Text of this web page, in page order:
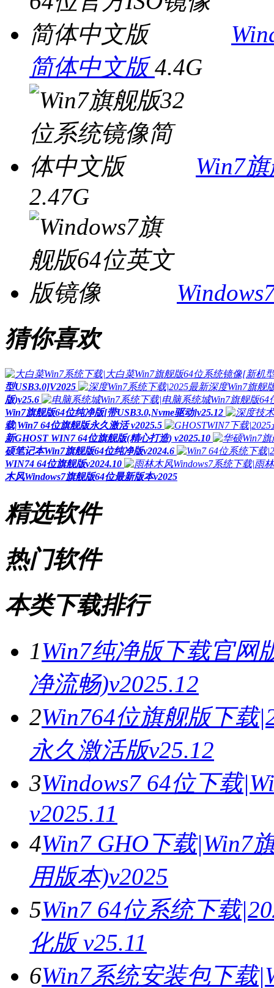
简体中文版4.4G
Win7
2.47G
猜你喜欢
型USB3.0]V2025
版)v25.6
Win7旗舰版64位纯净版[带USB3.0,Nvme驱动]v25.12
载|Win7 64位旗舰版永久激活 v2025.5
新GHOST WIN7 64位旗舰版(精心打造) v2025.10
硕笔记本Win7旗舰版64位纯净版v2024.6
WIN74 64位旗舰版v2024.10
木风Windows7旗舰版64位最新版本v2025
精选软件
热门软件
本类下载排行
1Win7纯净版下载官网
净流畅)v2025.12
2Win764位旗舰版下载
永久激活版v25.12
3Windows7 64位下载
v2025.11
4Win7 GHO下载|Win7
用版本)v2025
5Win7 64位系统下载
化版 v25.11
6Win7系统安装包下载